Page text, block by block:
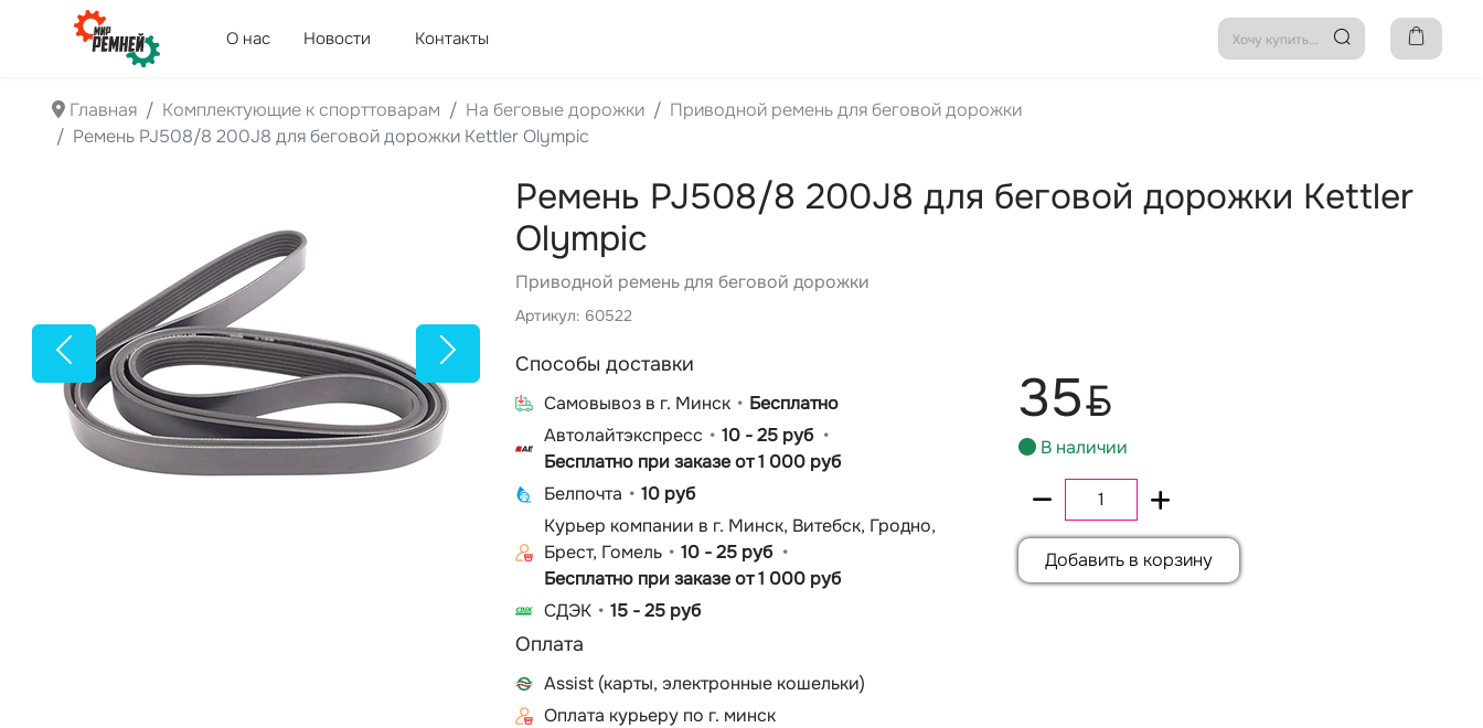
О нас Новости Контакты
Главная Комплектующие к спорттоварам На беговые дорожки
Приводной ремень для беговой дорожки
Ремень PJ508/8 200J8 для беговой дорожки Kettler Olympic
Ремень PJ508/8 200J8 для беговой дорожки Kettler
Olympic
Приводной ремень для беговой дорожки
Артикул: 60522
Способы доставки
Cамовывоз в г. Минск
Бесплатно
Автолайтэкспресс
10 - 25 руб
Бесплатно при заказе от 1 000 руб
Белпочта
10 руб
Курьер компании в г. Минск, Витебск, Гродно,
Брест, Гомель
10 - 25 руб
Бесплатно при заказе от 1 000 руб
СДЭК
15 - 25 руб
Оплата
Assist (карты, электронные кошельки)
Оплата курьеру по г. минск
35BYN
В наличии
Добавить в корзину